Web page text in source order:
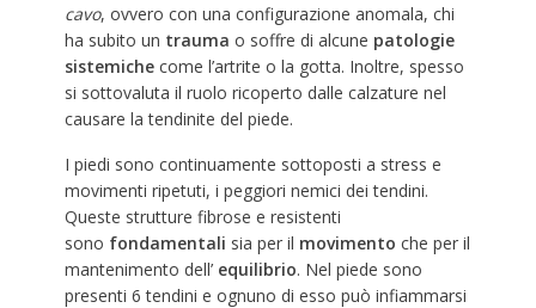
cavo, ovvero con una configurazione anomala, chi
ha subito un trauma o soffre di alcune patologie
sistemichecome l’artrite o la gotta. Inoltre, spesso
si sottovaluta il ruolo ricoperto dalle calzature nel
causare la tendinite del piede.
I piedi sono continuamente sottoposti a stress e
movimenti ripetuti, i peggiori nemici dei tendini.
Queste strutture fibrose e resistenti
sono fondamentali sia per il movimento che per il
mantenimento dell’equilibrio. Nel piede sono
presenti 6 tendini e ognuno di esso può infiammarsi